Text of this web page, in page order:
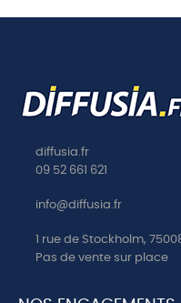
diffusia.fr
09 52 661 621
info@diffusia.fr
1 rue de Stockholm,
Pas de vente sur place